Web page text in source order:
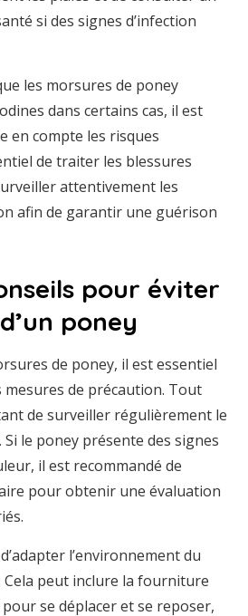
si des signes d’infection
les morsures de poney
dans certains cas, il est
en compte les risques
de traiter les blessures
attentivement les
afin de garantir une guérison
pour éviter
poney
de poney, il est essentiel
de précaution. Tout
de surveiller régulièrement le
Si le poney présente des signes
il est recommandé de
pour obtenir une évaluation
l’environnement du
Cela peut inclure la fourniture
pour se déplacer et se reposer,